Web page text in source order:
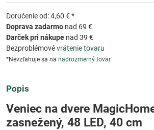
Doručenie od: 4,60 € *
Doprava zadarmo nad 69 €
Darček pri nákupe nad 39 €
Bezproblémovévrátenie tovaru
*Nevzťahuje sa na nadrozmerný tovar
Popis
Veniec na dvere
zasnežený, 48 LED, 40 cm